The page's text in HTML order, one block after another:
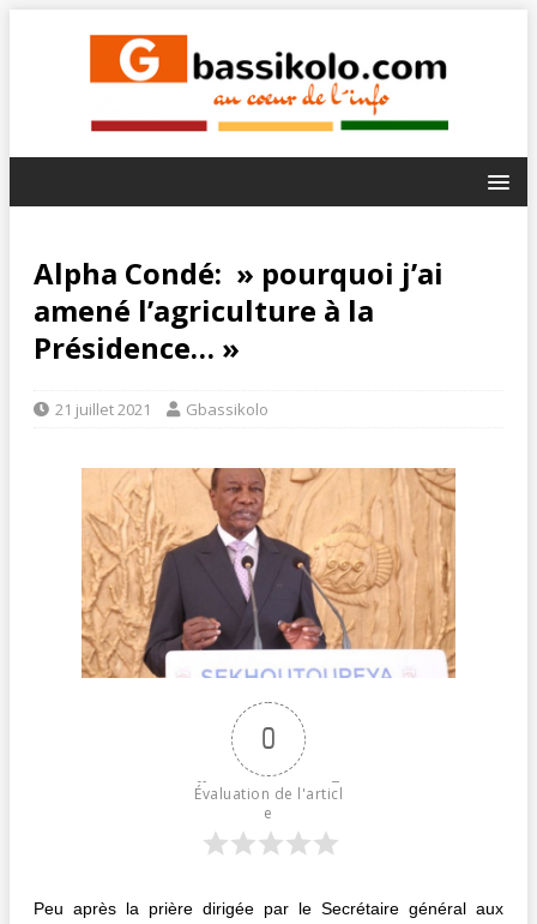
Alpha Condé: » pourquoi j’ai
amené l’agriculture à la
Présidence… »
21 juillet 2021 Gbassikolo
0
Évaluation de l'articl
e
Peu après la prière dirigée par le Secrétaire général aux